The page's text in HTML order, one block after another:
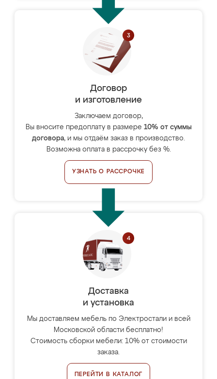
Договор
и изготовление
Заключаем договор,
Вы вносите предоплату в размере 10% от суммы
договора, и мы отдаём заказ в производство.
Возможна оплата в рассрочку без %.
УЗНАТЬ О РАССРОЧКЕ
Доставка
и установка
Мы доставляем мебель по Электростали и всей
Московской области бесплатно!
Стоимость сборки мебели: 10% от стоимости
заказа.
ПЕРЕЙТИ В КАТАЛОГ